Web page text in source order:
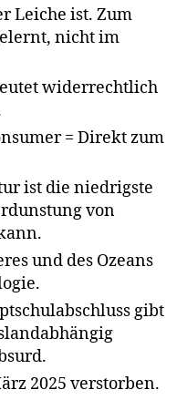
Leiche ist. Zum
nicht im
widerrechtlich
= Direkt zum
ist die niedrigste
von
und des Ozeans
gibt
2025 verstorben.